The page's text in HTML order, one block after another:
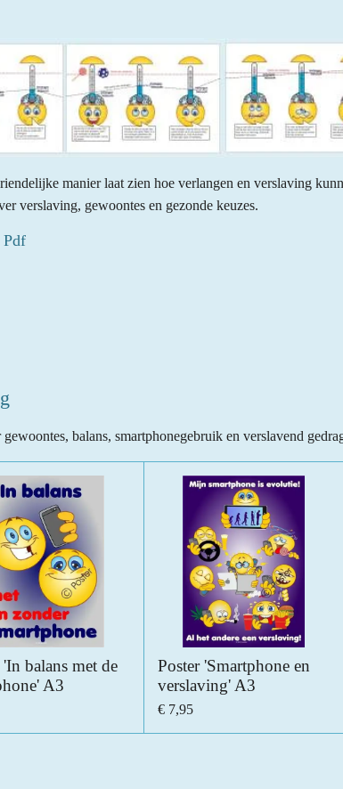
manier laat zien hoe verlangen en verslaving
verslaving, gewoontes en gezonde keuzes.
Pdf
balans, smartphonegebruik en verslavend
'In balans met de
A3
Poster 'Smartphone en
verslaving' A3
€ 7,95